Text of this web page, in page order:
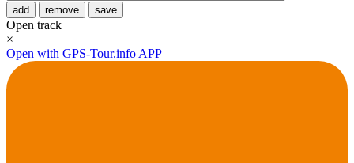
add remove save
Open track
×
Open with GPS-Tour.info APP